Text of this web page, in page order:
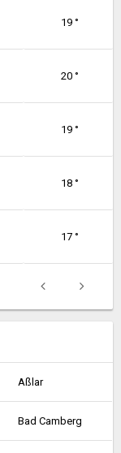
19 °
20 °
19 °
18 °
17 °
Aßlar
Bad Camberg